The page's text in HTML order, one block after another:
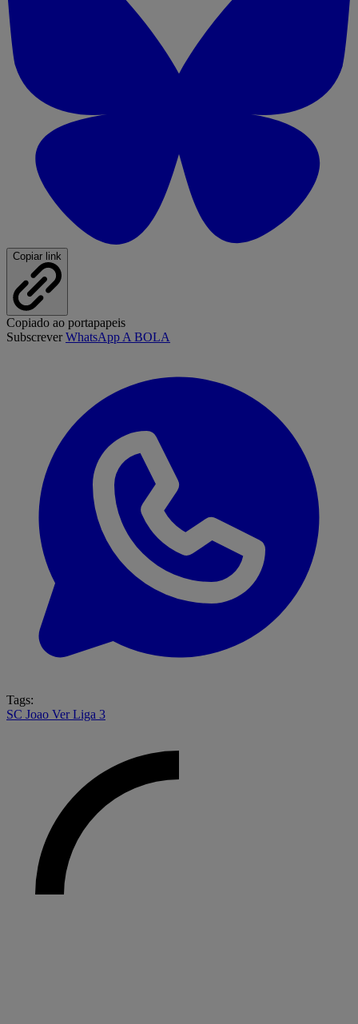
Copiar link
Copiado ao portapapeis
SubscreverWhatsApp A BOLA
Tags:
SC Joao VerLiga 3